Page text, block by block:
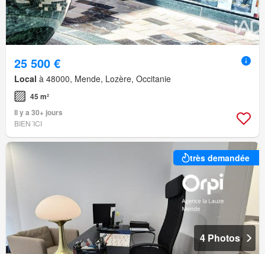
25 500 €
Local à 48000, Mende, Lozère, Occitanie
45 m²
Il y a 30+ jours
BIEN´ICI
très demandée
4 Photos